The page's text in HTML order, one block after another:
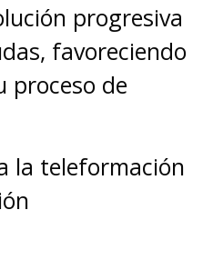
progresiva
favoreciendo
proceso de
la teleformación